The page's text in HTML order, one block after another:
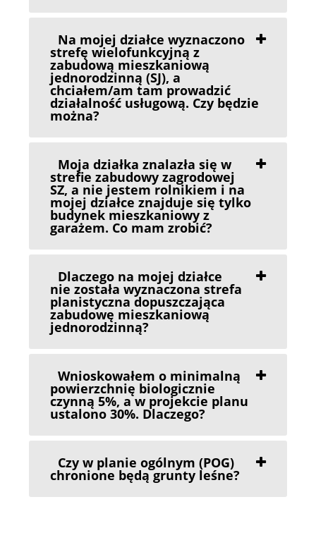
Na mojej działce wyznaczono
strefę wielofunkcyjną z
zabudową mieszkaniową
jednorodzinną (SJ), a
chciałem/am tam prowadzić
działalność usługową. Czy będzie
można?
Moja działka znalazła się w
strefie zabudowy zagrodowej
SZ, a nie jestem rolnikiem i na
mojej działce znajduje się tylko
budynek mieszkaniowy z
garażem. Co mam zrobić?
Dlaczego na mojej działce
nie została wyznaczona strefa
planistyczna dopuszczająca
zabudowę mieszkaniową
jednorodzinną?
Wnioskowałem o minimalną
powierzchnię biologicznie
czynną 5%, a w projekcie planu
ustalono 30%. Dlaczego?
Czy w planie ogólnym (POG)
chronione będą grunty leśne?